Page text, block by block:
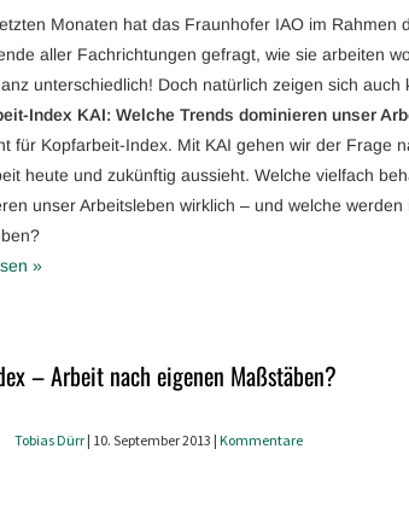
Monaten hat das Fraunhofer IAO im Rahmen
aller Fachrichtungen gefragt, wie sie arbeiten
unterschiedlich! Doch natürlich zeigen sich auch
Index KAI: Welche Trends dominieren unser
für Kopfarbeit-Index. Mit KAI gehen wir der Frage
heute und zukünftig aussieht. Welche vielfach
unser Arbeitsleben wirklich – und welche
»
– Arbeit nach eigenen Maßstäben?
Tobias Dürr | 10. September 2013 | Kommentare